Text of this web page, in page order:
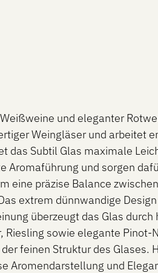
und eleganter
Weingläser und arbeitet
das Subtil Glas maximale
und sorgen
eine präzise Balance
extrem dünnwandige
überzeugt das Glas durch
Riesling sowie elegante Pinot-
feinen Struktur des Glases.
Aromendarstellung und